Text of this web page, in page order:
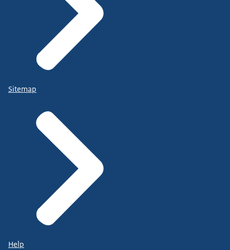
Sitemap
Help